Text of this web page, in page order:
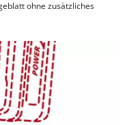
ohne zusätzliches